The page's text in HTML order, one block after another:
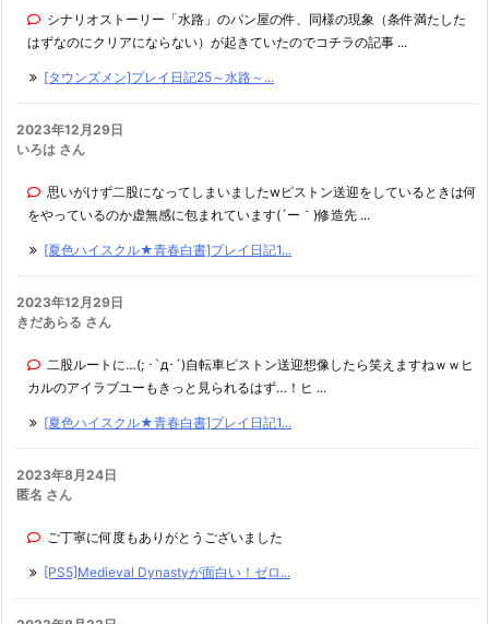
シナリオストーリー「水路」のパン屋の件、同様の現象（条件満たした
はずなのにクリアにならない）が起きていたのでコチラの記事 ...
[タウンズメン]プレイ日記25～水路～...
2023年12月29日
いろは さん
思いがけず二股になってしまいましたwピストン送迎をしているときは何
をやっているのか虚無感に包まれています(´ー｀)修造先 ...
[夏色ハイスクル★青春白書]プレイ日記1...
2023年12月29日
きだあらる さん
二股ルートに…(; ･`д･´)自転車ピストン送迎想像したら笑えますねｗｗヒ
カルのアイラブユーもきっと見られるはず…！ヒ ...
[夏色ハイスクル★青春白書]プレイ日記1...
2023年8月24日
匿名 さん
ご丁寧に何度もありがとうございました
[PS5]Medieval Dynastyが面白い！ゼロ...